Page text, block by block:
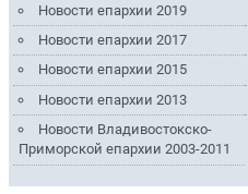
Новости епархии 2019
Новости епархии 2017
Новости епархии 2015
Новости епархии 2013
Новости Владивостокско-
Приморской епархии 2003-2011